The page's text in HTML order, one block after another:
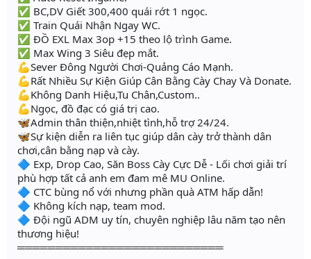
✅ BC,DV Giết 300,400 quái rớt 1 ngọc.
✅ Train Quái Nhận Ngay WC.
✅ ĐỒ EXL Max 3op +15 theo lộ trình Game.
✅ Max Wing 3 Siêu đẹp mắt.
💪Sever Đông Người Chơi-Quảng Cáo Mạnh.
💪Rất Nhiều Sự Kiện Giúp Cân Bằng Cày Chay Và Donate.
💪Không Danh Hiệu,Tu Chân,Custom..
💪Ngọc, đồ đạc có giá trị cao.
🦋Admin thân thiện,nhiệt tình,hỗ trợ 24/24.
🦋Sự kiện diễn ra liên tục giúp dân cày trở thành dân
chơi,cân bằng nạp và cày.
🔷 Exp, Drop Cao, Săn Boss Cày Cực Dễ - Lối chơi giải trí
phù hợp tất cả anh em đam mê MU Online.
🔷 CTC bùng nổ với nhưng phần quà ATM hấp dẫn!
🔷 Không kích nạp, team mod.
🔷 Đội ngũ ADM uy tín, chuyên nghiệp lâu năm tạo nên
thương hiệu!
═══════════════════════════